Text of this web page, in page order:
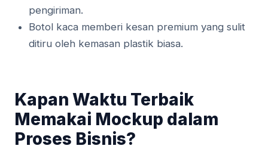
pengiriman.
Botol kaca memberi kesan premium yang sulit
ditiru oleh kemasan plastik biasa.
Kapan Waktu Terbaik
Memakai Mockup dalam
Proses Bisnis?